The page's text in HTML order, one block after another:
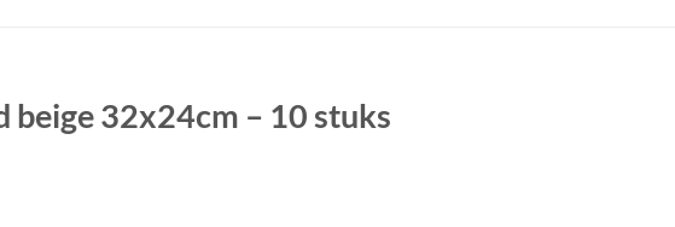
32x24cm – 10 stuks